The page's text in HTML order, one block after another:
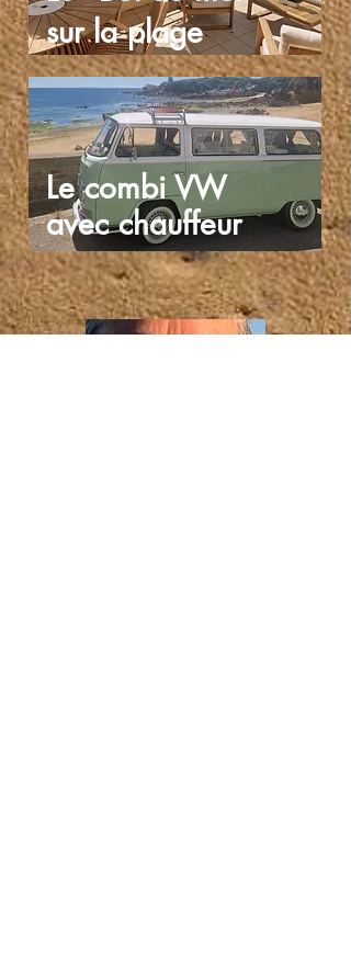
sur la plage
Le combi VW
avec chauffeur